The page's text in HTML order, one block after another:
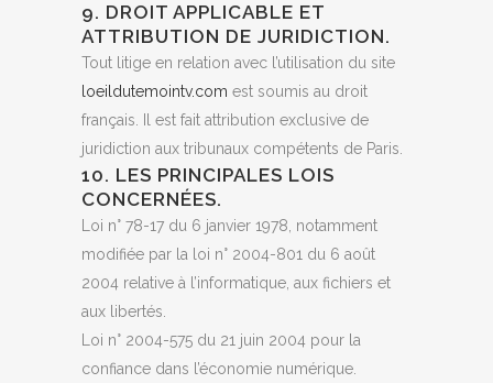
9. DROIT APPLICABLE ET
ATTRIBUTION DE JURIDICTION.
Tout litige en relation avec l’utilisation du site
loeildutemointv.com est soumis au droit
français. Il est fait attribution exclusive de
juridiction aux tribunaux compétents de Paris.
10. LES PRINCIPALES LOIS
CONCERNÉES.
Loi n° 78-17 du 6 janvier 1978, notamment
modifiée par la loi n° 2004-801 du 6 août
2004 relative à l’informatique, aux fichiers et
aux libertés.
Loi n° 2004-575 du 21 juin 2004 pour la
confiance dans l’économie numérique.